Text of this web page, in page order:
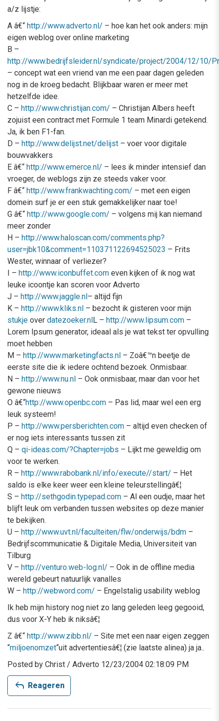
a/z lijstje:
A â€“ http://www.adverto.nl/ – hoe kan het ook anders: mijn
eigen weblog over online marketing
B –
http://www.bedrijfsleider.nl/syndicate/project/2004/12/10/
– concept wat een vriend van me een paar dagen geleden
nog in de kroeg bedacht. Blijkbaar waren er meer met
hetzelfde idee.
C – http://www.christijan.com/ – Christijan Albers heeft
zojuist een contract met Formule 1 team Minardi getekend.
Ja, ik ben F1-fan.
D – http://www.delijst.net/delijst – voer voor digitale
bouwvakkers
E â€“ http://www.emerce.nl/ – lees ik minder intensief dan
vroeger, de weblogs zijn ze steeds vaker voor.
F â€“ http://www.frankwachting.com/ – met een eigen
domein surf je er een stuk gemakkelijker naar toe!
G â€“ http://www.google.com/ – volgens mij kan niemand
meer zonder
H – http://www.haloscan.com/comments.php?
user=jbk10&comment=110371122694525023 – Frits
Wester, winnaar of verliezer?
I – http://www.iconbuffet.com even kijken of ik nog wat
leuke icoontje kan scoren voor Adverto
J – http://www.jaggle.nl – altijd fijn
K – http://www.kliks.nl – bezocht ik gisteren voor mijn
stukje over datezoeker.nl L – http://www.lipsum.com –
Lorem Ipsum generator, ideaal als je wat tekst ter opvulling
moet hebben
M – http://www.marketingfacts.nl – Zoâ€™n beetje de
eerste site die ik iedere ochtend bezoek. Onmisbaar.
N – http://www.nu.nl – Ook onmisbaar, maar dan voor het
gewone nieuws
O â€“http://www.openbc.com – Pas lid, maar wel een erg
leuk systeem!
P – http://www.persberichten.com – altijd even checken of
er nog iets interessants tussen zit
Q – qi-ideas.com/?Chapter=jobs – Lijkt me geweldig om
voor te werken.
R – http://www.rabobank.nl/info/execute//start/ – Het
saldo is elke keer weer een kleine teleurstellingâ€¦
S – http://sethgodin.typepad.com – Al een oudje, maar het
blijft leuk om verbanden tussen websites op deze manier
te bekijken.
U – http://www.uvt.nl/faculteiten/flw/onderwijs/bdm –
Bedrijfscommunicatie & Digitale Media, Universiteit van
Tilburg
V – http://venturo.web-log.nl/ – Ook in de offline media
wereld gebeurt natuurlijk vanalles
W – http://webword.com/ – Engelstalig usability weblog
Ik heb mijn history nog niet zo lang geleden leeg gegooid,
dus voor X-Y heb ik niksâ€¦
Z â€“ http://www.zibb.nl/ – Site met een naar eigen zeggen
“miljoenomzet“uit advertentiesâ€¦ (zie laatste alinea) ja ja..
Posted by Christ / Adverto 12/23/2004 02:18:09 PM
reply Reageren